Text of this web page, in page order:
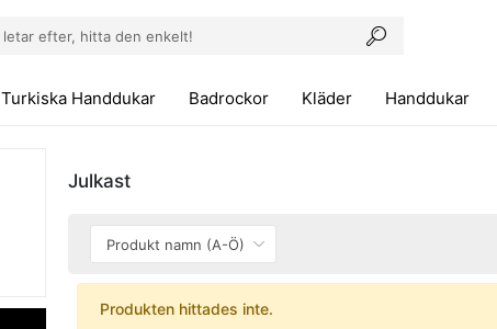
Turkiska Handdukar Badrockor Kläder Handdukar
Julkast
Produkten hittades inte.